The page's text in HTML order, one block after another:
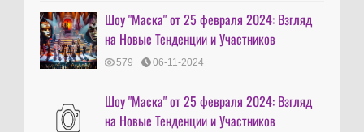
Шоу "Маска" от 25 февраля 2024: Взгляд
на Новые Тенденции и Участников
579 06-11-2024
Шоу "Маска" от 25 февраля 2024: Взгляд
на Новые Тенденции и Участников